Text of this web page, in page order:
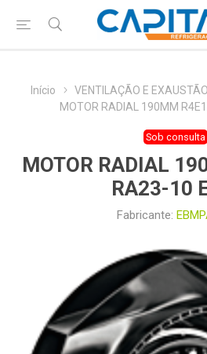
Início VENTILAÇÃO E EXAUSTÃO
MOTOR RADIAL 190MM
Sob consulta
MOTOR RADIAL
RA23-10
Fabricante: